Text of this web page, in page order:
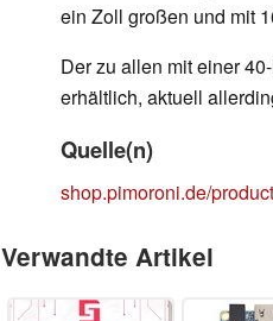
ein Zoll großen und mit
Der zu allen mit einer
erhältlich, aktuell
Quelle(n)
shop.pimoroni.de/
Verwandte Artikel